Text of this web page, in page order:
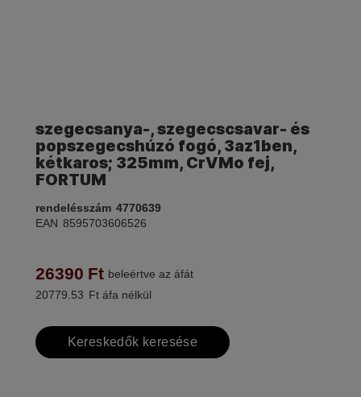
szegecsanya-, szegecscsavar- és
popszegecshúzó fogó, 3az1ben,
kétkaros; 325mm, CrVMo fej,
FORTUM
rendelésszám 4770639
EAN 8595703606526
26390 Ft beleértve az áfát
20779.53 Ft áfa nélkül
Kereskedők keresése